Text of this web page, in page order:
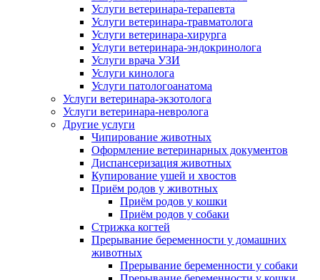
Услуги ветеринара-терапевта
Услуги ветеринара-травматолога
Услуги ветеринара-хирурга
Услуги ветеринара-эндокринолога
Услуги врача УЗИ
Услуги кинолога
Услуги патологоанатома
Услуги ветеринара-экзотолога
Услуги ветеринара-невролога
Другие услуги
Чипирование животных
Оформление ветеринарных документов
Диспансеризация животных
Купирование ушей и хвостов
Приём родов у животных
Приём родов у кошки
Приём родов у собаки
Стрижка когтей
Прерывание беременности у домашних
животных
Прерывание беременности у собаки